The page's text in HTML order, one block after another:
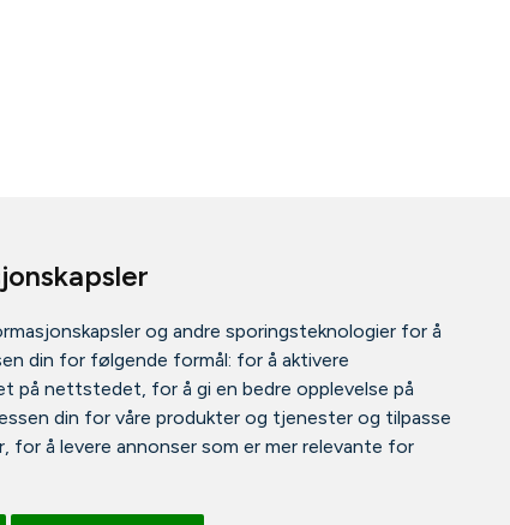
og andre sporingsteknologier for å
din for følgende formål: for å aktivere
på nettstedet, for å gi en bedre opplevelse på
din for våre produkter og tjenester og tilpasse
, for å levere annonser som er mer relevante for